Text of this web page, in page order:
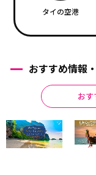
タイの空港
おすすめ情報
お